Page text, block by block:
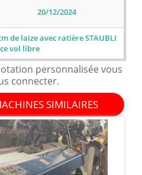
20/12/2024
de laize avec ratière STAUBLI
vol libre
personnalisée vous
connecter.
SIMILAIRES